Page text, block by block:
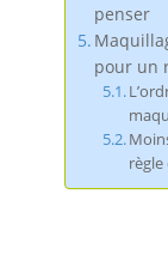
penser
pour un